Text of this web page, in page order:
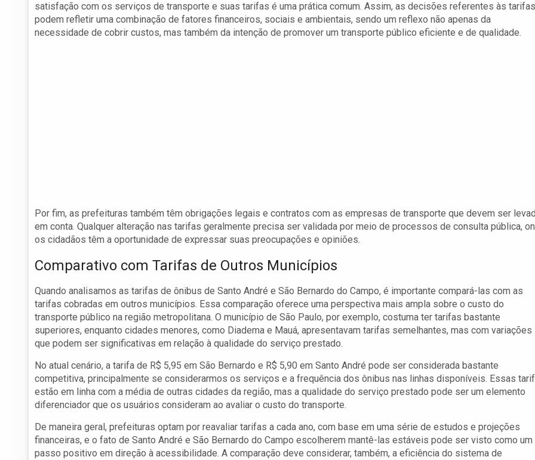
satisfação com os serviços de transporte e suas tarifas é uma prática comum. Assim, as decisões referentes às tarifas
podem refletir uma combinação de fatores financeiros, sociais e ambientais, sendo um reflexo não apenas da
necessidade de cobrir custos, mas também da intenção de promover um transporte público eficiente e de qualidade.
Por fim, as prefeituras também têm obrigações legais e contratos com as empresas de transporte que devem ser
em conta. Qualquer alteração nas tarifas geralmente precisa ser validada por meio de processos de consulta pública,
os cidadãos têm a oportunidade de expressar suas preocupações e opiniões.
Comparativo com Tarifas de Outros Municípios
Quando analisamos as tarifas de ônibus de Santo André e São Bernardo do Campo, é importante compará-las com as
tarifas cobradas em outros municípios. Essa comparação oferece uma perspectiva mais ampla sobre o custo do
transporte público na região metropolitana. O município de São Paulo, por exemplo, costuma ter tarifas bastante
superiores, enquanto cidades menores, como Diadema e Mauá, apresentavam tarifas semelhantes, mas com variações
que podem ser significativas em relação à qualidade do serviço prestado.
No atual cenário, a tarifa de R$ 5,95 em São Bernardo e R$ 5,90 em Santo André pode ser considerada bastante
competitiva, principalmente se considerarmos os serviços e a frequência dos ônibus nas linhas disponíveis. Essas
estão em linha com a média de outras cidades da região, mas a qualidade do serviço prestado pode ser um elemento
diferenciador que os usuários consideram ao avaliar o custo do transporte.
De maneira geral, prefeituras optam por reavaliar tarifas a cada ano, com base em uma série de estudos e projeções
financeiras, e o fato de Santo André e São Bernardo do Campo escolherem mantê-las estáveis pode ser visto como um
passo positivo em direção à acessibilidade. A comparação deve considerar, também, a eficiência do sistema de